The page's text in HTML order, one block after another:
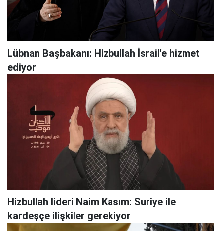
Lübnan Başbakanı: Hizbullah İsrail'e hizmet
ediyor
Hizbullah lideri Naim Kasım: Suriye ile
kardeşçe ilişkiler gerekiyor